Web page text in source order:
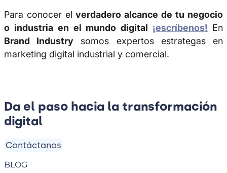
Para conocer el verdadero alcance de tu negocio
o industria en el mundo digital ¡escríbenos! En
Brand Industry somos expertos estrategas en
marketing digital industrial y comercial.
Da el paso hacia la transformación
digital
Contáctanos
BLOG